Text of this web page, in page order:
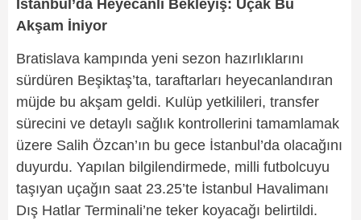
İstanbul’da Heyecanlı Bekleyiş: Uçak Bu
Akşam İniyor
Bratislava kampında yeni sezon hazırlıklarını
sürdüren Beşiktaş’ta, taraftarları heyecanlandıran
müjde bu akşam geldi. Kulüp yetkilileri, transfer
sürecini ve detaylı sağlık kontrollerini tamamlamak
üzere Salih Özcan’ın bu gece İstanbul’da olacağını
duyurdu. Yapılan bilgilendirmede, milli futbolcuyu
taşıyan uçağın saat 23.25’te İstanbul Havalimanı
Dış Hatlar Terminali’ne teker koyacağı belirtildi.